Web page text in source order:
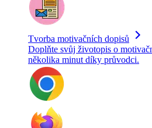
Tvorba motivačních dopisů
Doplňte svůj životopis o
několika minut díky průvodci.